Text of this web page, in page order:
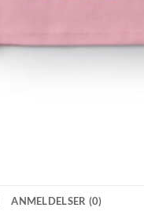
ANMELDELSER (0)